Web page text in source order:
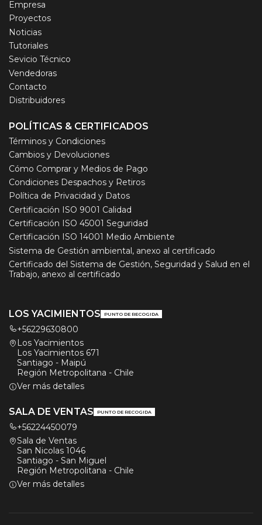
Empresa
Proyectos
Noticias
Tutoriales
Sevicio Técnico
Vendedoras
Contacto
Distribuidores
POLÍTICAS & CERTIFICADOS
Términos y Condiciones
Cambios y Devoluciones
Cómo Comprar y Medios de Pago
Condiciones Despachos y Retiros
Política de Privacidad y Datos
Certificación ISO 9001 Calidad
Certificación ISO 45001 Seguridad
Certificación ISO 14001 Medio Ambiente
Sistema de Gestión ambiental, anexo al certificado
Certificado del Sistema de Gestión, Seguridad y Salud en el
Trabajo, anexo al certificado
LOS YACIMIENTOS PUNTO DE RECOGIDA
+56229630800
Los Yacimientos
Los Yacimientos 671
Santiago - Maipú
Región Metropolitana - Chile
Ver más detalles
SALA DE VENTAS PUNTO DE RECOGIDA
+56224450079
Sala de Ventas
San Nicolas 1046
Santiago - San Miguel
Región Metropolitana - Chile
Ver más detalles